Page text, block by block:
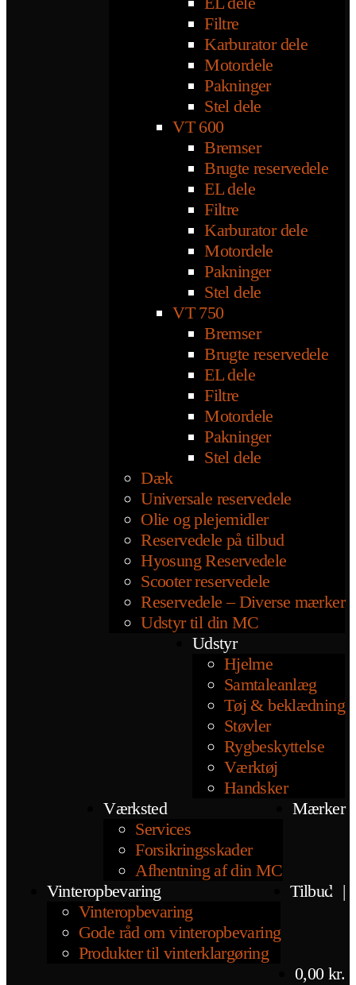
Filtre
Karburator dele
Motordele
Pakninger
Stel dele
VT 600
Bremser
Brugte reservedele
EL dele
Filtre
Karburator dele
Motordele
Pakninger
Stel dele
VT 750
Bremser
Brugte reservedele
EL dele
Filtre
Motordele
Pakninger
Stel dele
Dæk
Universale reservedele
Olie og plejemidler
Reservedele på tilbud
Hyosung Reservedele
Scooter reservedele
Reservedele – Diverse mærker
Udstyr til din MC
Udstyr
Hjelme
Samtaleanlæg
Tøj & beklædning
Støvler
Rygbeskyttelse
Værktøj
Handsker
Værksted
Services
Forsikringsskader
Afhentning af din MC
Mærker
Vinteropbevaring
Vinteropbevaring
Gode råd om vinteropbevaring
Produkter til vinterklargøring
Tilbud |
0,00 kr.